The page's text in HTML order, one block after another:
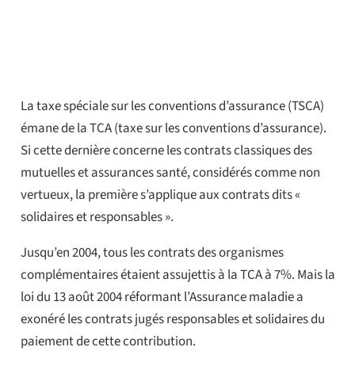
La taxe spéciale sur les conventions d’assurance (TSCA)
émane de la TCA (taxe sur les conventions d’assurance).
Si cette dernière concerne les contrats classiques des
mutuelles et assurances santé, considérés comme non
vertueux, la première s’applique aux contrats dits «
solidaires et responsables ».
Jusqu’en 2004, tous les contrats des organismes
complémentaires étaient assujettis à la TCA à 7%. Mais la
loi du 13 août 2004 réformant l’Assurance maladie a
exonéré les contrats jugés responsables et solidaires du
paiement de cette contribution.